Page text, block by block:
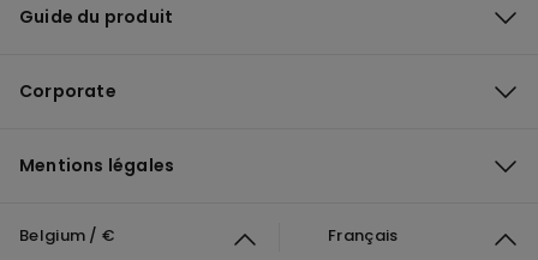
Guide du produit
Corporate
Mentions légales
Belgium / € Français